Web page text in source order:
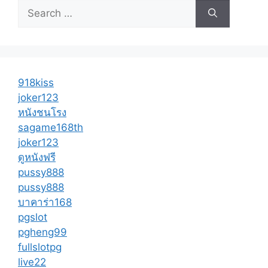
Search
for:
918kiss
joker123
หนังชนโรง
sagame168th
joker123
ดูหนังฟรี
pussy888
pussy888
บาคาร่า168
pgslot
pgheng99
fullslotpg
live22